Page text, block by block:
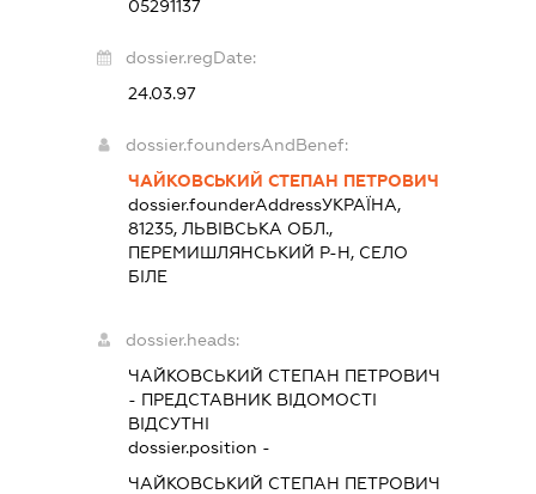
05291137
dossier.regDate:
24.03.97
dossier.foundersAndBenef:
ЧАЙКОВСЬКИЙ СТЕПАН ПЕТРОВИЧ
dossier.founderAddressУКРАЇНА,
81235, ЛЬВІВСЬКА ОБЛ.,
ПЕРЕМИШЛЯНСЬКИЙ Р-Н, СЕЛО
БІЛЕ
dossier.heads:
ЧАЙКОВСЬКИЙ СТЕПАН ПЕТРОВИЧ
- ПРЕДСТАВНИК ВІДОМОСТІ
ВІДСУТНІ
dossier.position -
ЧАЙКОВСЬКИЙ СТЕПАН ПЕТРОВИЧ